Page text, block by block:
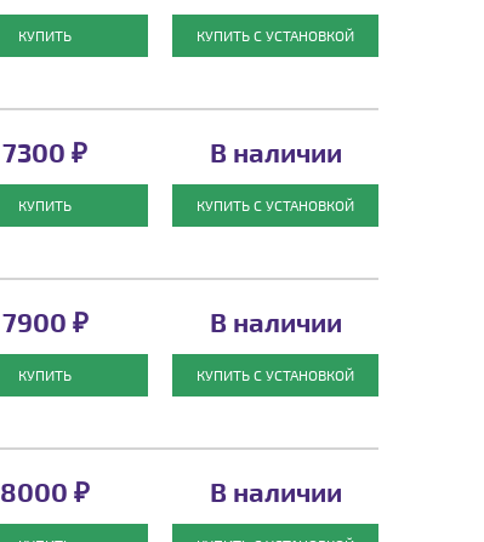
КУПИТЬ КУПИТЬ С УСТАНОВКОЙ
7300 ₽
КУПИТЬ
В наличии
КУПИТЬ С УСТАНОВКОЙ
7900 ₽
КУПИТЬ
В наличии
КУПИТЬ С УСТАНОВКОЙ
8000 ₽ В наличии